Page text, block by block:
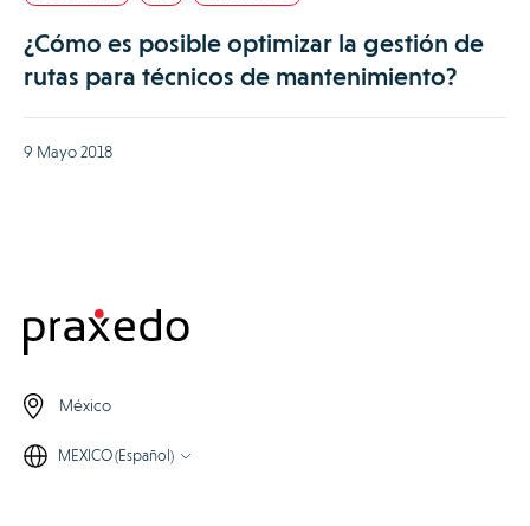
¿Cómo es posible optimizar la gestión de
rutas para técnicos de mantenimiento?
9 Mayo 2018
México
MEXICO (Español)